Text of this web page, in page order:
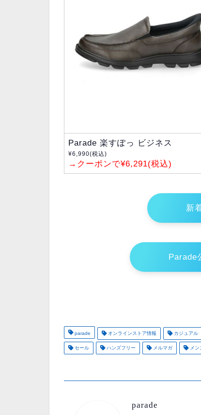
Parade 楽すぽっ ビジネス
¥6,990(税込)
→クーポンで¥6,291(税込)
新
Parade
parade オンラインストア情報 カジュアル
セール ハンズフリー メルマガ メン
parade